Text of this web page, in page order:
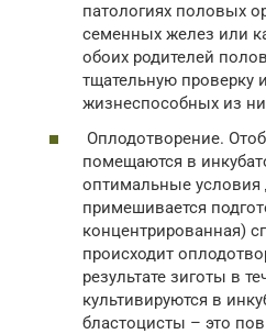
патологиях половых
семенных желез или
обоих родителей
тщательную проверку
жизнеспособных из
Оплодотворение.
помещаются в
оптимальные условия
примешивается
концентрированная)
происходит
результате зиготы в
культивируются в
бластоцисты – это